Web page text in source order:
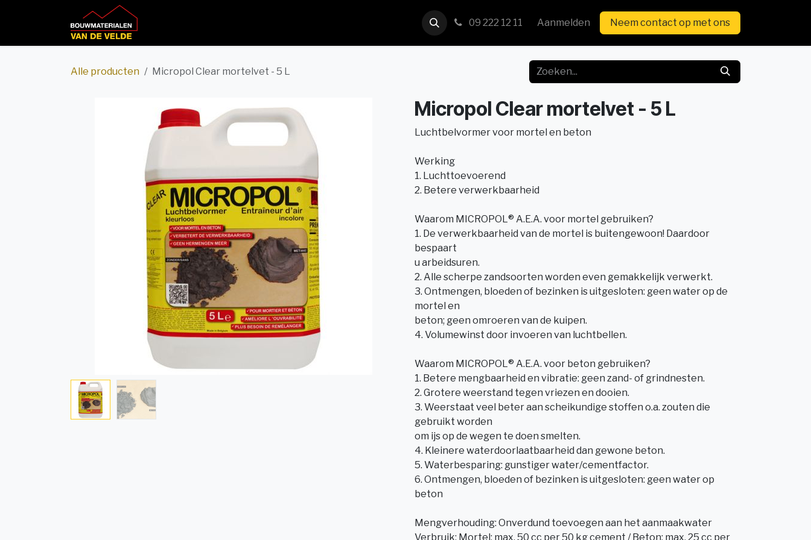
09 222 12 11 Aanmelden Neem contact op met ons
Alle producten Micropol Clear mortelvet - 5 L
Micropol Clear mortelvet - 5 L
Luchtbelvormer voor mortel en beton
Werking
1. Luchttoevoerend
2. Betere verwerkbaarheid
Waarom MICROPOL® A.E.A. voor mortel gebruiken?
1. De verwerkbaarheid van de mortel is buitengewoon! Daardoor
bespaart
u arbeidsuren.
2. Alle scherpe zandsoorten worden even gemakkelijk verwerkt.
3. Ontmengen, bloeden of bezinken is uitgesloten: geen water op de
mortel en
beton; geen omroeren van de kuipen.
4. Volumewinst door invoeren van luchtbellen.
Waarom MICROPOL® A.E.A. voor beton gebruiken?
1. Betere mengbaarheid en vibratie: geen zand- of grindnesten.
2. Grotere weerstand tegen vriezen en dooien.
3. Weerstaat veel beter aan scheikundige stoffen o.a. zouten die
gebruikt worden
om ijs op de wegen te doen smelten.
4. Kleinere waterdoorlaatbaarheid dan gewone beton.
5. Waterbesparing: gunstiger water/cementfactor.
6. Ontmengen, bloeden of bezinken is uitgesloten: geen water op
beton
Mengverhouding: Onverdund toevoegen aan het aanmaakwater
Verbruik: Mortel: max. 50 cc per 50 kg cement / Beton: max. 25 cc per